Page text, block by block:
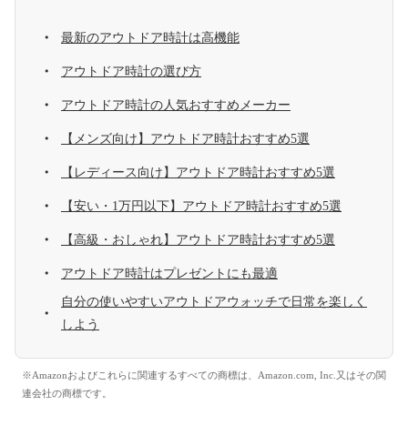
最新のアウトドア時計は高機能
アウトドア時計の選び方
アウトドア時計の人気おすすめメーカー
【メンズ向け】アウトドア時計おすすめ5選
【レディース向け】アウトドア時計おすすめ5選
【安い・1万円以下】アウトドア時計おすすめ5選
【高級・おしゃれ】アウトドア時計おすすめ5選
アウトドア時計はプレゼントにも最適
自分の使いやすいアウトドアウォッチで日常を楽しく
しよう
※Amazonおよびこれらに関連するすべての商標は、Amazon.com, Inc.又はその関
連会社の商標です。